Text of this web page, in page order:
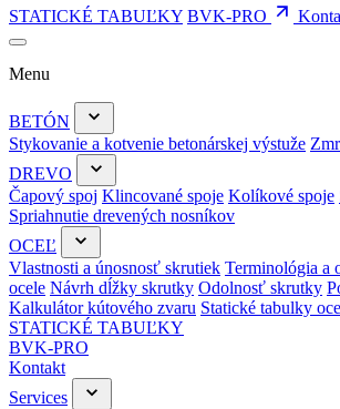
STATICKÉ TABUĽKY BVK-PRO
Menu
BETÓN
Stykovanie a kotvenie betonárskej výstuže
DREVO
Čapový spoj Klincované spoje Kolíkové spoje
Spriahnutie drevených nosníkov
OCEĽ
Vlastnosti a únosnosť skrutiek Terminológia a
ocele Návrh dĺžky skrutky Odolnosť skrutky
Kalkulátor kútového zvaru Statické tabulky
STATICKÉ TABUĽKY
BVK-PRO
Kontakt
Services